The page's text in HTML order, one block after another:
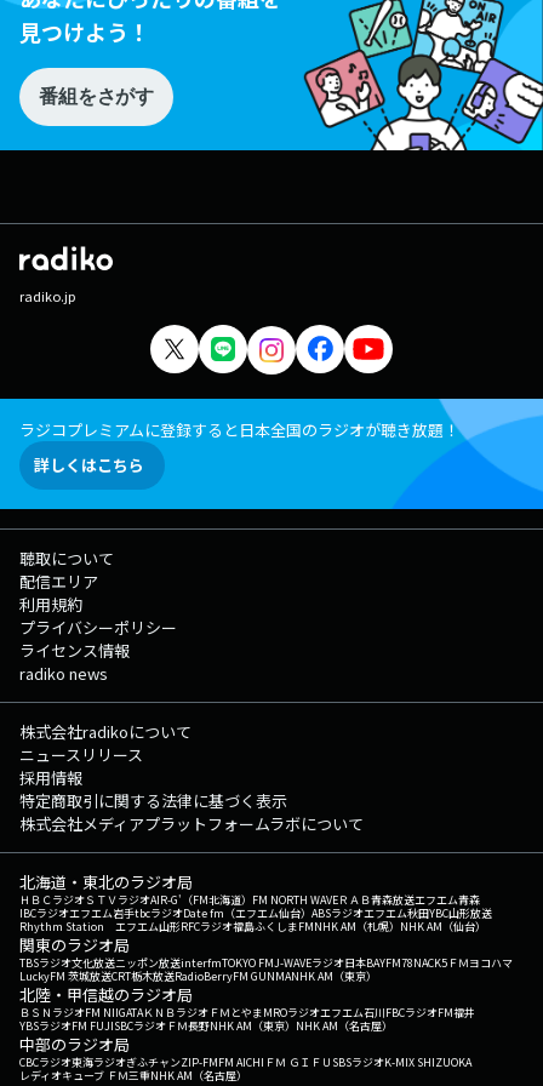
見つけよう！
番組をさがす
radiko.jp
ラジコプレミアムに登録すると日本全国のラジオが聴き放題！
詳しくはこちら
聴取について
配信エリア
利用規約
プライバシーポリシー
ライセンス情報
radiko news
株式会社radikoについて
ニュースリリース
採用情報
特定商取引に関する法律に基づく表示
株式会社メディアプラットフォームラボについて
北海道・東北のラジオ局
ＨＢＣラジオＳＴＶラジオAIR-G'（FM北海道） FM NORTH WAVEＲＡＢ青森放送エフエム青森
IBCラジオエフエム岩手tbcラジオDate fm（エフエム仙台） ABSラジオエフエム秋田YBC山形放送
Rhythm Station エフエム山形RFCラジオ福島ふくしまFMNHK AM（札幌） NHK AM（仙台）
関東のラジオ局
TBSラジオ文化放送ニッポン放送interfmTOKYO FMJ-WAVEラジオ日本BAYFM78NACK5 ＦＭヨコハマ
LuckyFM 茨城放送CRT栃木放送RadioBerryFM GUNMANHK AM（東京）
北陸・甲信越のラジオ局
ＢＳＮラジオFM NIIGATAＫＮＢラジオ ＦＭとやまMROラジオエフエム石川FBCラジオFM福井
YBSラジオFM FUJISBCラジオ ＦＭ長野NHK AM（東京） NHK AM（名古屋）
中部のラジオ局
CBCラジオ東海ラジオぎふチャンZIP-FMFM AICHI ＦＭ ＧＩＦＵ SBSラジオK-MIX SHIZUOKA
レディオキューブ ＦＭ三重NHK AM（名古屋）